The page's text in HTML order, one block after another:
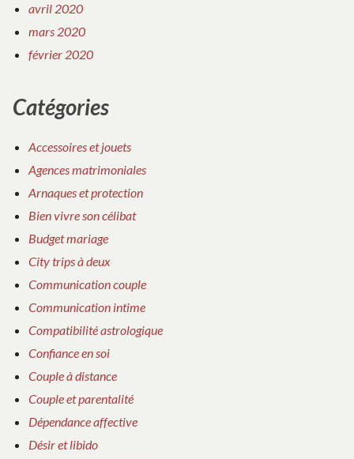
avril 2020
mars 2020
février 2020
Catégories
Accessoires et jouets
Agences matrimoniales
Arnaques et protection
Bien vivre son célibat
Budget mariage
City trips à deux
Communication couple
Communication intime
Compatibilité astrologique
Confiance en soi
Couple à distance
Couple et parentalité
Dépendance affective
Désir et libido